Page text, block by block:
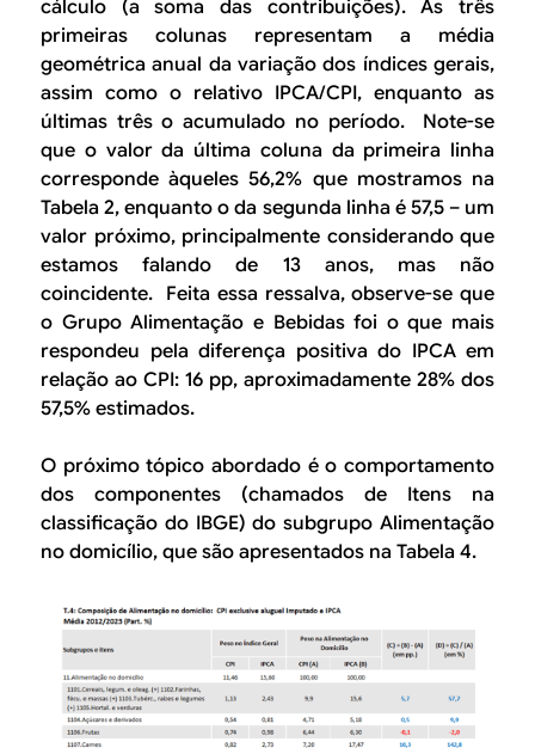
cálculo (a soma das contribuições). As três
primeiras colunas representam a média
geométrica anual da variação dos índices gerais,
assim como o relativo IPCA/CPI, enquanto as
últimas três o acumulado no período. Note-se
que o valor da última coluna da primeira linha
corresponde àqueles 56,2% que mostramos na
Tabela 2, enquanto o da segunda linha é 57,5 – um
valor próximo, principalmente considerando que
estamos falando de 13 anos, mas não
coincidente. Feita essa ressalva, observe-se que
o GrupoAlimentação e Bebidasfoi o que mais
respondeu pela diferença positiva do IPCA em
relação ao CPI: 16 pp, aproximadamente 28% dos
57,5% estimados.
O próximo tópico abordado é o comportamento
dos componentes (chamados de Itens na
classificação do IBGE) do subgrupo Alimentação
no domicílio, que são apresentados na Tabela 4.